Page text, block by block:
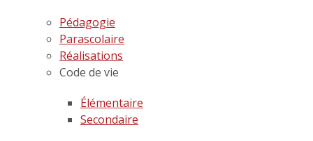
Pédagogie
Parascolaire
Réalisations
Code de vie
Élémentaire
Secondaire